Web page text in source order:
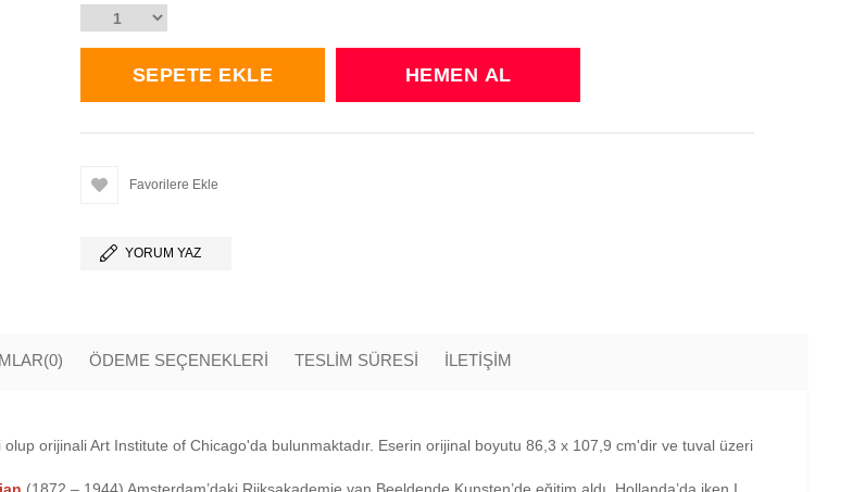
Favorilere Ekle
YORUM YAZ
(0) ÖDEME SEÇENEKLERI TESLİM SÜRESİ İLETİŞİM
orijinali Art Institute of Chicago'da bulunmaktadır. Eserin orijinal boyutu 86,3 x 107,9 cm'dir ve tuval üzeri